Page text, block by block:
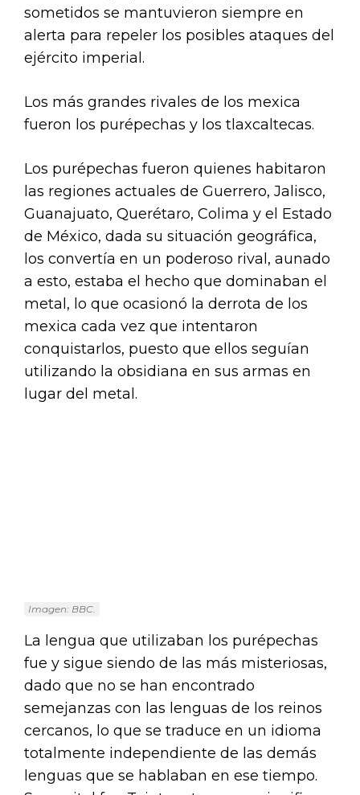
sometidos se mantuvieron siempre en
alerta para repeler los posibles ataques del
ejército imperial.
Los más grandes rivales de los mexica
fueron los purépechas y los tlaxcaltecas.
Los purépechas fueron quienes habitaron
las regiones actuales de Guerrero, Jalisco,
Guanajuato, Querétaro, Colima y el Estado
de México, dada su situación geográfica,
los convertía en un poderoso rival, aunado
a esto, estaba el hecho que dominaban el
metal, lo que ocasionó la derrota de los
mexica cada vez que intentaron
conquistarlos, puesto que ellos seguían
utilizando la obsidiana en sus armas en
lugar del metal.
Imagen: BBC.
La lengua que utilizaban los purépechas
fue y sigue siendo de las más misteriosas,
dado que no se han encontrado
semejanzas con las lenguas de los reinos
cercanos, lo que se traduce en un idioma
totalmente independiente de las demás
lenguas que se hablaban en ese tiempo.